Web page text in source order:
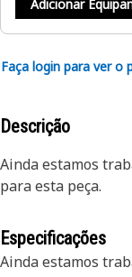
Adicionar
Faça login para ver o
Descrição
Ainda estamos
para esta peça.
Especificações
Ainda estamos